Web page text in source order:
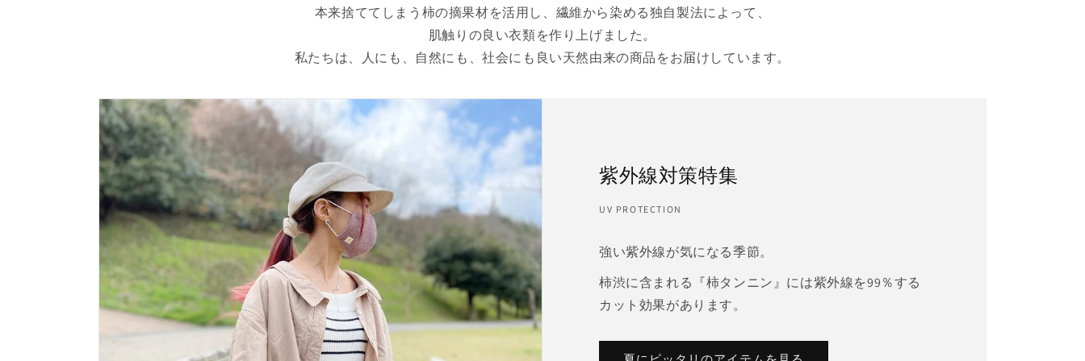
本来捨ててしまう柿の摘果材を活⽤し、繊維から染める独自製法によって、
肌触りの良い衣類を作り上げました。
私たちは、人にも、自然にも、社会にも良い天然由来の商品をお届けしています。
紫外線対策特集
UV PROTECTION
強い紫外線が気になる季節。
柿渋に含まれる『柿タンニン』には紫外線を99％する
カット効果があります。